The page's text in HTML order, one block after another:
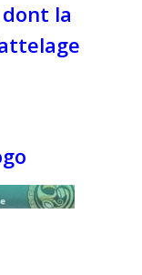
la